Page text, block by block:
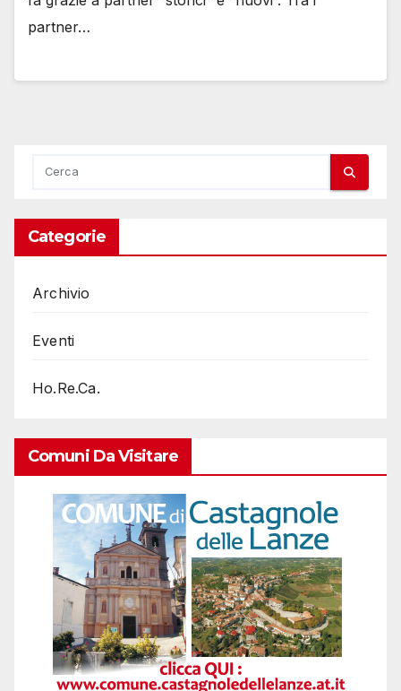
partner…
Categorie
Archivio
Eventi
Ho.Re.Ca.
Comuni Da Visitare